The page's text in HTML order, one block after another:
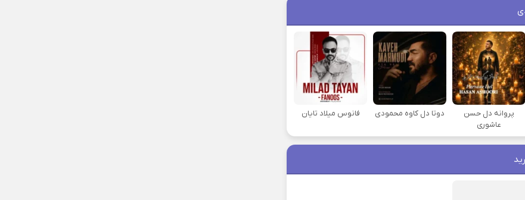
پروانه دل حسن
عاشوری
دوتا دل کاوه محمودی فانوس میلاد تایان